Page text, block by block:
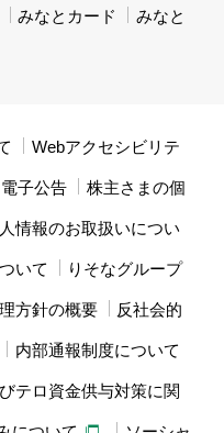
みなとカード みなと
Webアクセシビリテ
電子公告 株主さまの個
情報のお取扱いについ
いて りそなグループ
方針の概要 反社会的
内部通報制度について
テロ資金供与対策に関